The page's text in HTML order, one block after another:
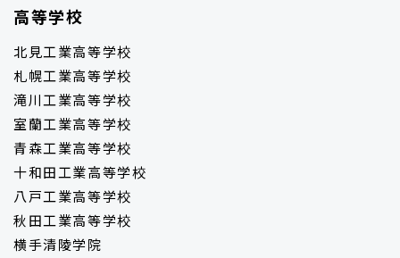
高等学校
北見工業高等学校
札幌工業高等学校
滝川工業高等学校
室蘭工業高等学校
青森工業高等学校
十和田工業高等学校
八戸工業高等学校
秋田工業高等学校
横手清陵学院